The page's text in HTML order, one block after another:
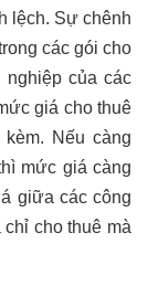
lệch. Sự chênh
các gói cho
nghiệp của các
giá cho thuê
Nếu càng
mức giá càng
giữa các công
cho thuê mà